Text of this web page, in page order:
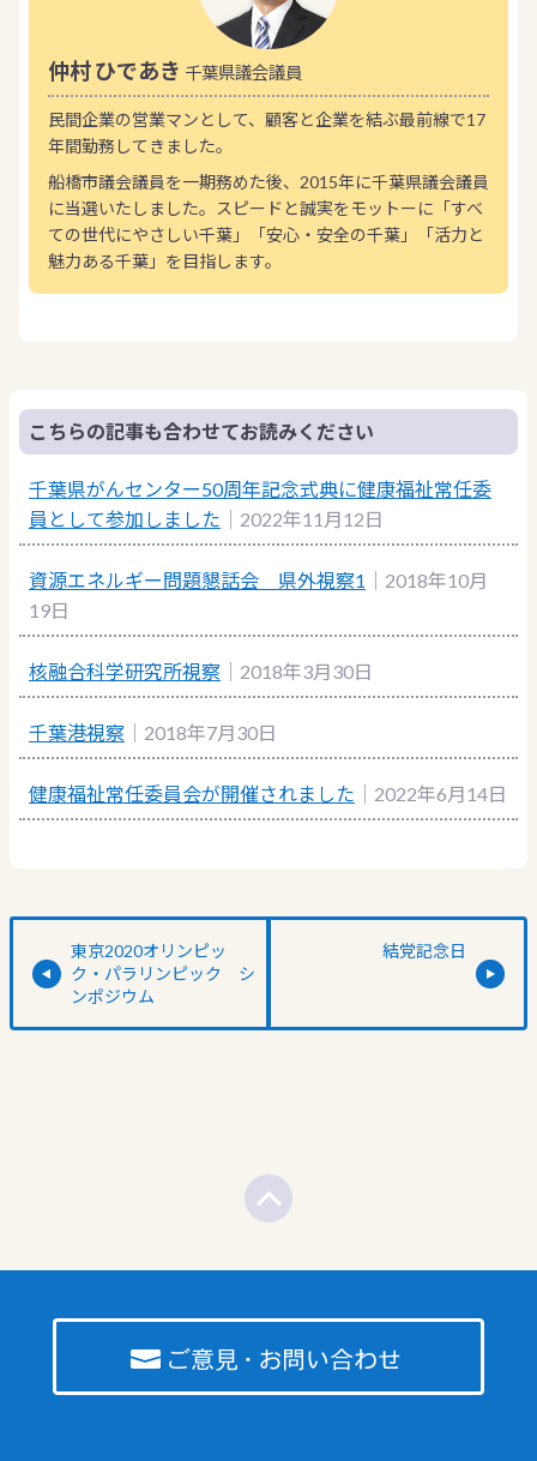
仲村 ひであき 千葉県議会議員
民間企業の営業マンとして、顧客と企業を結ぶ最前線で17
年間勤務してきました。
船橋市議会議員を一期務めた後、2015年に千葉県議会議員
に当選いたしました。スピードと誠実をモットーに「すべ
ての世代にやさしい千葉」「安心・安全の千葉」「活力と
魅力ある千葉」を目指します。
こちらの記事も合わせてお読みください
千葉県がんセンター50周年記念式典に健康福祉常任委
員として参加しました ｜2022年11月12日
資源エネルギー問題懇話会 県外視察1
｜2018年10月
19日
核融合科学研究所視察 ｜2018年3月30日
千葉港視察 ｜2018年7月30日
健康福祉常任委員会が開催されました ｜2022年6月14日
東京2020オリンピッ
ク・パラリンピック シ
ンポジウム
結党記念日